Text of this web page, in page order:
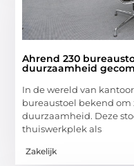
Ahrend 230
duurzaamheid
In de wereld van
bureaustoel bekend
duurzaamheid. Deze
thuiswerkplek als
Zakelijk